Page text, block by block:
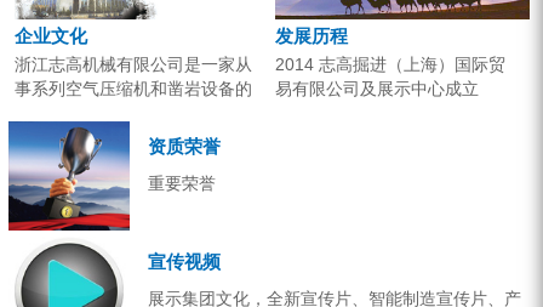
企业文化
浙江志高机械有限公司是一家从
事系列空气压缩机和凿岩设备的
的专业机构。产品广泛应用于工
业气源、各类矿山开采和工程项
目建设。企业以技术开发为核
心，...
发展历程
2014 志高掘进（上海）国际贸
易有限公司及展示中心成立
资质荣誉
重要荣誉
宣传视频
展示集团文化，全新宣传片、智能制造宣传片、产